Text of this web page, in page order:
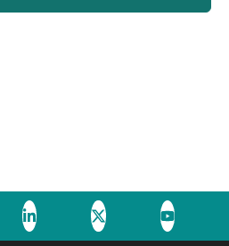
Visite
Visite
Visite